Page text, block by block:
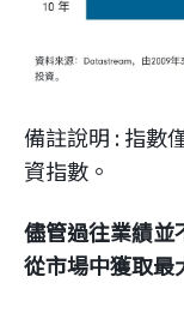
備註說明 : 指數
資指數。
儘管過往業績並
從市場中獲取最